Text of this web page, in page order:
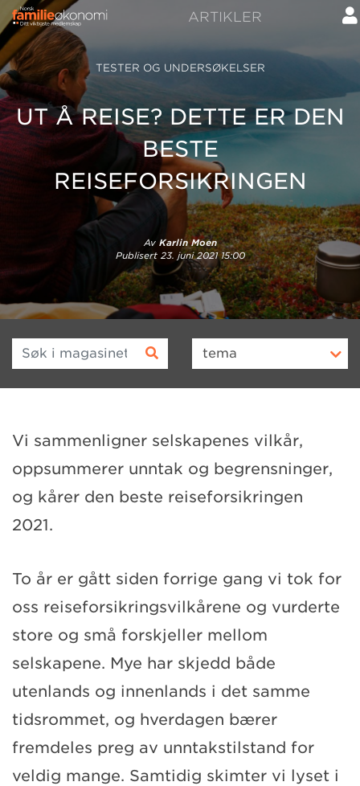
ARTIKLER
TESTER OG UNDERSØKELSER
UT Å REISE? DETTE ER DEN
BESTE
REISEFORSIKRINGEN
Av Karlin Moen
Publisert 23. juni 2021 15:00
Søk i magasinet tema
Vi sammenligner selskapenes vilkår,
oppsummerer unntak og begrensninger,
og kårer den beste reiseforsikringen
2021.
To år er gått siden forrige gang vi tok for
oss reiseforsikringsvilkårene og vurderte
store og små forskjeller mellom
selskapene. Mye har skjedd både
utenlands og innenlands i det samme
tidsrommet, og hverdagen bærer
fremdeles preg av unntakstilstand for
veldig mange. Samtidig skimter vi lyset i